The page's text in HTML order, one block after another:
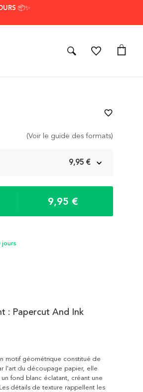
📦✨
(Voir le guide des formats)
9,95 €
9,95 €
jours
favorite_border
: Papercut And Ink
motif géométrique constitué de
l'art du découpage papier, elle
fond blanc éclatant, créant une
détails de texture rappellent les